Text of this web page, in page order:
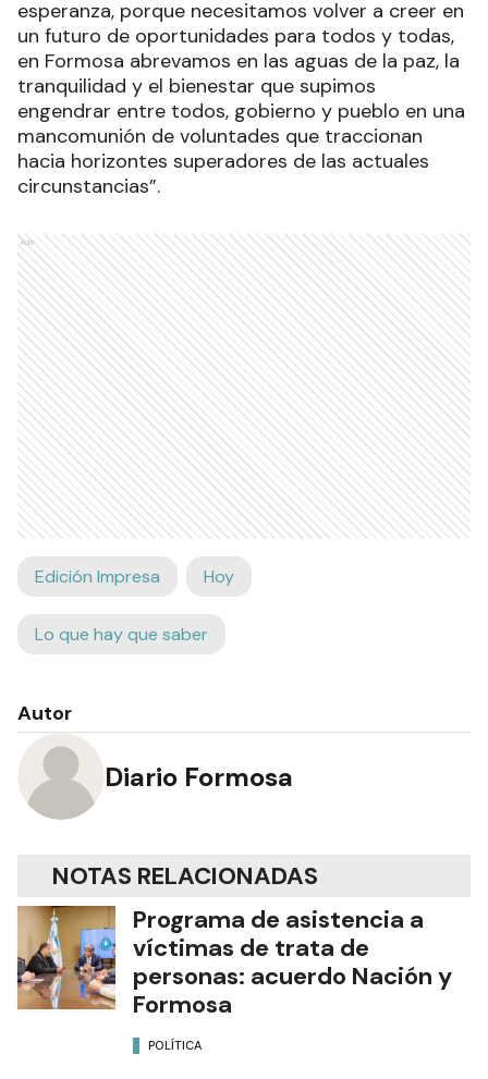
esperanza, porque necesitamos volver a creer en
un futuro de oportunidades para todos y todas,
en Formosa abrevamos en las aguas de la paz, la
tranquilidad y el bienestar que supimos
engendrar entre todos, gobierno y pueblo en una
mancomunión de voluntades que traccionan
hacia horizontes superadores de las actuales
circunstancias”.
Ads
Edición Impresa Hoy
Lo que hay que saber
Autor
Diario Formosa
NOTAS RELACIONADAS
Programa de asistencia a
víctimas de trata de
personas: acuerdo Nación y
Formosa
POLÍTICA